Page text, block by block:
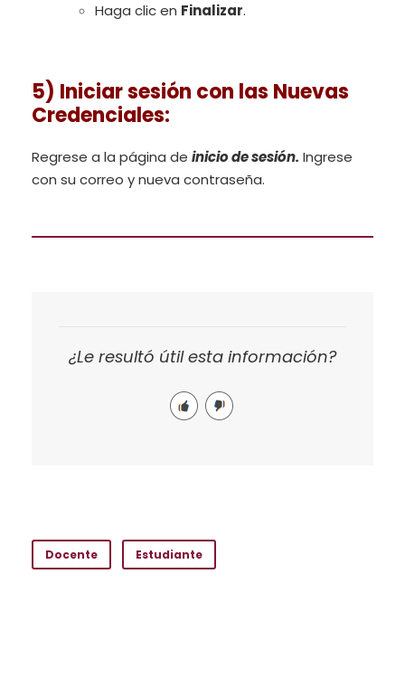
Haga clic en Finalizar.
5) Iniciar sesión con las Nuevas
Credenciales:
Regrese a la página de inicio de sesión. Ingrese
con su correo y nueva contraseña.
¿Le resultó útil esta información?
Docente Estudiante